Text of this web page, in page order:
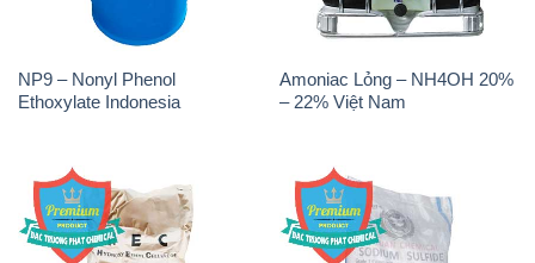
NP9 – Nonyl Phenol
Ethoxylate Indonesia
Amoniac Lỏng – NH4OH 20%
– 22% Việt Nam